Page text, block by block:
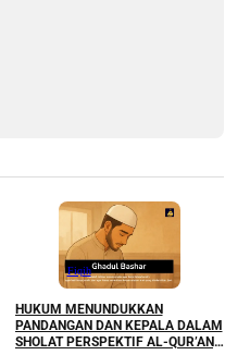
Fiqih
HUKUM MENUNDUKKAN
PANDANGAN DAN KEPALA DALAM
SHOLAT PERSPEKTIF AL-QUR’AN,